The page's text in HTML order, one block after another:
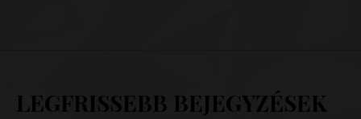
LEGFRISSEBB BEJEGYZÉSEK